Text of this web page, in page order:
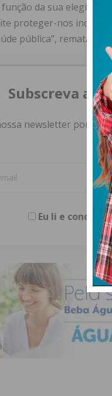
da sua
proteger-nos
pública”, remata o
Subscreva a
newsletter por e-
Eu li e